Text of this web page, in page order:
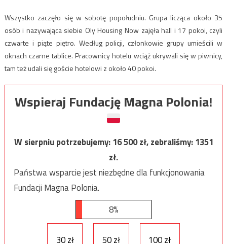
Wszystko zaczęło się w sobotę popołudniu. Grupa licząca około 35
osób i nazywająca siebie Oly Housing Now zajęła hall i 17 pokoi, czyli
czwarte i piąte piętro. Według policji, członkowie grupy umieścili w
oknach czarne tablice. Pracownicy hotelu wciąż ukrywali się w piwnicy,
tam też udali się goście hotelowi z około 40 pokoi.
Wspieraj Fundację Magna Polonia!
W sierpniu potrzebujemy:16 500zł, zebraliśmy:1351
zł.
Państwa wsparcie jest niezbędne dla funkcjonowania
Fundacji Magna Polonia.
8%
30 zł 50 zł 100 zł